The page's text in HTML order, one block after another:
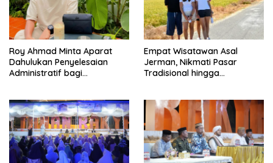
Roy Ahmad Minta Aparat
Dahulukan Penyelesaian
Administratif bagi
Empat Wisatawan Asal
Jerman, Nikmati Pasar
Tradisional hingga